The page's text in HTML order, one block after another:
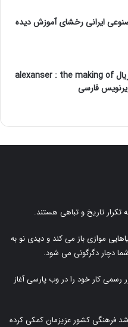
ایرانی رخشای آموزش دیده
نقد و بررسی سریال alexanser : the making of
تکرار تاریخ و تباهی هستند.
موازی باز می کند و دیدی نو به
دچار دگرگونی می شود.
رسمی کار خود را در وب پارسی آغاز
رشد فرهنگی کشور عزیزمان کمکی کرده